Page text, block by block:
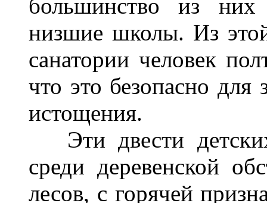
большинство из них
низшие школы. Из
санатории человек
что это безопасно для
истощения.
Эти двести
среди деревенской
лесов, с горячей